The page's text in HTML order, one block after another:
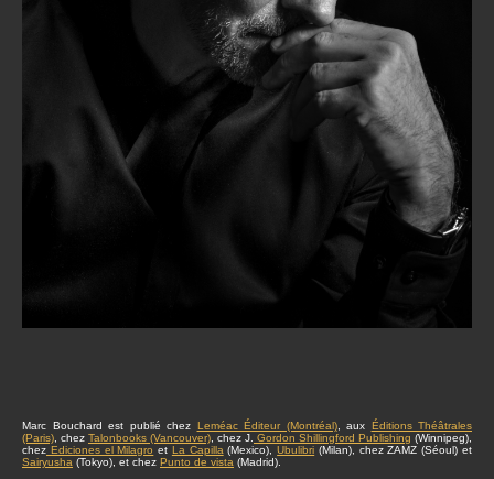
Marc Bouchard est publié chez Leméac Éditeur (Montréal), aux Éditions Théâtrales
(Paris) , chez Talonbooks (Vancouver) , chez J. Gordon Shillingford Publishing (Winnipeg),
chez Ediciones el Milagro et La Capilla (Mexico),Ubulibri (Milan), chez ZAMZ (Séoul) et
Sairyusha (Tokyo), et chez Punto de vista (Madrid).